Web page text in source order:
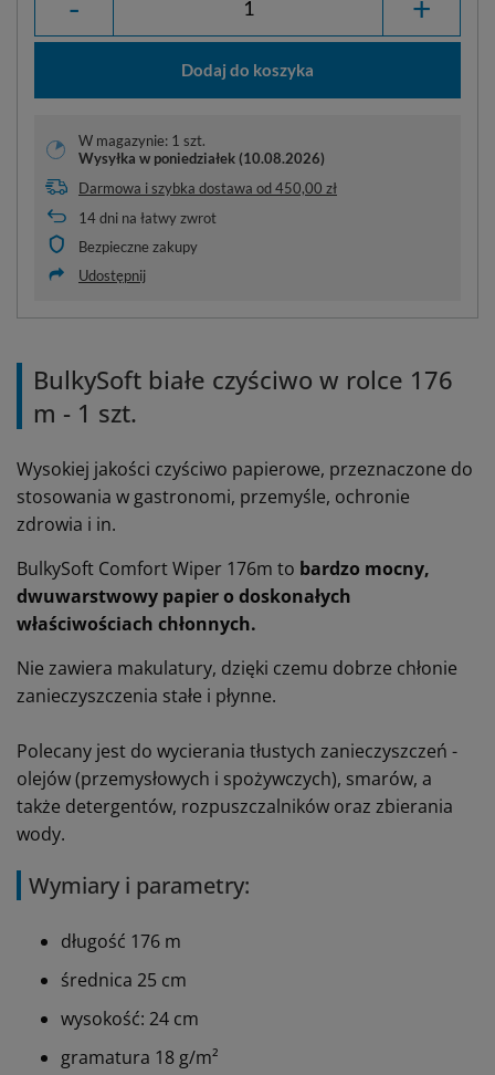
Dodaj do koszyka
W magazynie: 1 szt.
Wysyłka w poniedziałek (10.08.2026)
Darmowa i szybka dostawa od450,00 zł
14dni na łatwy zwrot
Bezpieczne zakupy
Udostępnij
BulkySoft białe czyściwo w rolce 176
m - 1 szt.
Wysokiej jakości czyściwo papierowe, przeznaczone do
stosowania w gastronomi, przemyśle, ochronie
zdrowia i in.
BulkySoft Comfort Wiper 176m to bardzo mocny,
dwuwarstwowy papier o doskonałych
właściwościach chłonnych.
Nie zawiera makulatury, dzięki czemu dobrze chłonie
zanieczyszczenia stałe i płynne.
Polecany jest do wycierania tłustych zanieczyszczeń -
olejów (przemysłowych i spożywczych), smarów, a
także detergentów, rozpuszczalników oraz zbierania
wody.
Wymiary i parametry:
długość 176 m
średnica 25 cm
wysokość: 24 cm
gramatura 18 g/m²